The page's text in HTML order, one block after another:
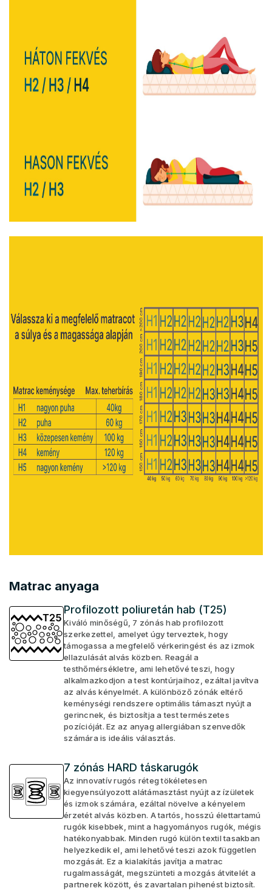
Matrac anyaga
Profilozott poliuretán hab (T25)
Kiváló minőségű, 7 zónás hab profilozott
szerkezettel, amelyet úgy terveztek, hogy
támogassa a megfelelő vérkeringést és az izmok
ellazulását alvás közben. Reagál a
testhőmérsékletre, ami lehetővé teszi, hogy
alkalmazkodjon a test kontúrjaihoz, ezáltal javítva
az alvás kényelmét. A különböző zónák eltérő
keménységi rendszere optimális támaszt nyújt a
gerincnek, és biztosítja a test természetes
pozícióját. Ez az anyag allergiában szenvedők
számára is ideális választás.
7 zónás HARD táskarugók
Az innovatív rugós réteg tökéletesen
kiegyensúlyozott alátámasztást nyújt az ízületek
és izmok számára, ezáltal növelve a kényelem
érzetét alvás közben. A tartós, hosszú élettartamú
rugók kisebbek, mint a hagyományos rugók, mégis
hatékonyabbak. Minden rugó külön textil tasakban
helyezkedik el, ami lehetővé teszi azok független
mozgását. Ez a kialakítás javítja a matrac
rugalmasságát, megszünteti a mozgás átvitelét a
partnerek között, és zavartalan pihenést biztosít.